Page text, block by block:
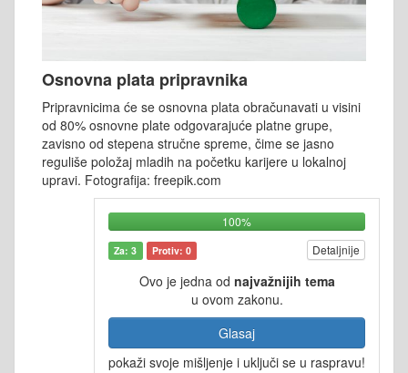
Osnovna plata pripravnika
Pripravnicima će se osnovna plata obračunavati u visini
od 80% osnovne plate odgovarajuće platne grupe,
zavisno od stepena stručne spreme, čime se jasno
reguliše položaj mladih na početku karijere u lokalnoj
upravi. Fotografija: freepik.com
100%
Za: 3 Protiv: 0 Detaljnije
Ovo je jedna od najvažnijih tema
u ovom zakonu.
Glasaj
pokaži svoje mišljenje i uključi se u raspravu!